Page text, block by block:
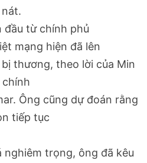
đầu từ chính phủ
mạng hiện đã lên
thương, theo lời của Min
chính
Ông cũng dự đoán rằng
tiếp tục
trọng, ông đã kêu